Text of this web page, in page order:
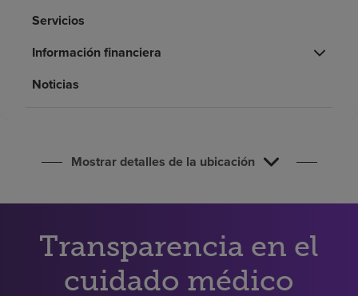
Buscar un centro
Pagar mi factura
Servicios
Información financiera
Noticias
Mostrar detalles de la ubicación
Transparencia en el
cuidado médico